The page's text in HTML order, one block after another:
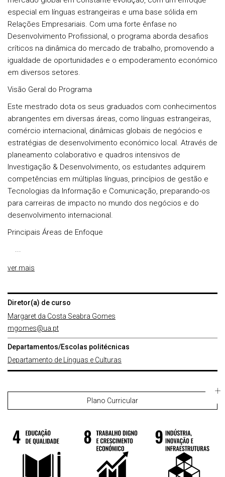
especial em línguas estrangeiras e uma base sólida em
Relações Empresariais. Com uma forte ênfase no
Desenvolvimento Profissional, o programa aborda desafios
críticos na dinâmica do mercado de trabalho, promovendo a
igualdade de oportunidades e o empoderamento económico
em diversos setores.
Visão Geral do Programa
Este mestrado dota os seus graduados com conhecimentos
abrangentes em diversas áreas, como línguas estrangeiras,
comércio internacional, dinâmicas globais de negócios e
estratégias de desenvolvimento económico local. Através de
planeamento colaborativo e quadros intensivos de
Investigação & Desenvolvimento, os estudantes adquirem
competências em múltiplas línguas, princípios de gestão e
Tecnologias da Informação e Comunicação, preparando-os
para carreiras de impacto no mundo dos negócios e do
desenvolvimento internacional.
Principais Áreas de Enfoque
...
ver mais
Diretor(a) de curso
Margaret da Costa Seabra Gomes
mgomes@ua.pt
Departamentos/Escolas politécnicas
Departamento de Línguas e Culturas
Plano Curricular